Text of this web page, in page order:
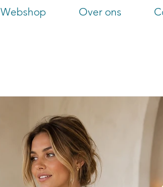
Webshop Over ons